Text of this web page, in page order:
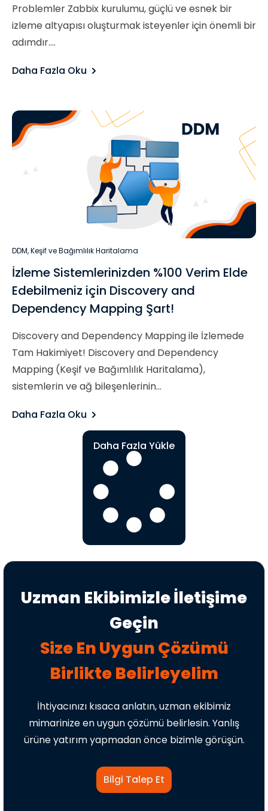
Problemler Zabbix kurulumu, güçlü ve esnek bir
izleme altyapısı oluşturmak isteyenler için önemli bir
adımdır....
Daha Fazla Oku
DDM,Keşif ve Bağımlılık Haritalama
İzleme Sistemlerinizden %100 Verim Elde
Edebilmeniz için Discovery and
Dependency Mapping Şart!
Discovery and Dependency Mapping ile İzlemede
Tam Hakimiyet! Discovery and Dependency
Mapping (Keşif ve Bağımlılık Haritalama),
sistemlerin ve ağ bileşenlerinin...
Daha Fazla Oku
Daha Fazla Yükle
Uzman Ekibimizle İletişime
Geçin
Size En Uygun Çözümü
Birlikte Belirleyelim
İhtiyacınızı kısaca anlatın, uzman ekibimiz
mimarinize en uygun çözümü belirlesin. Yanlış
ürüne yatırım yapmadan önce bizimle görüşün.
Bilgi Talep Et